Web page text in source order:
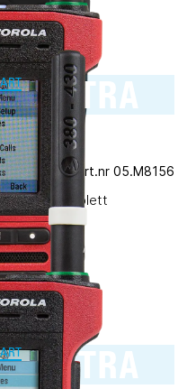
TETRA
Vårt art.nr 05.M8156
med komplett
TETRA